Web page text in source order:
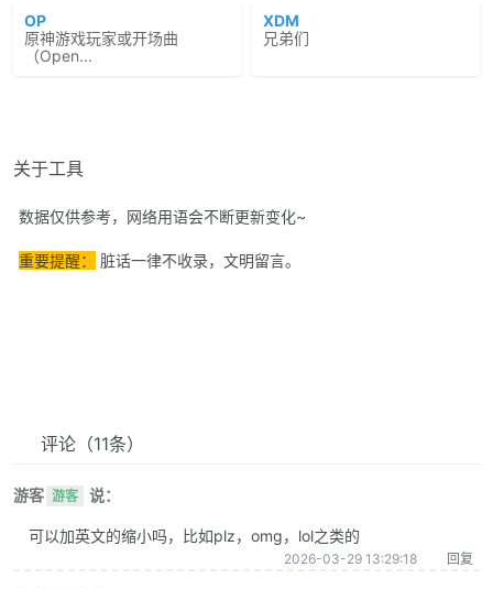
OP
原神游戏玩家或开场曲
（Open...
XDM
兄弟们
关于工具
数据仅供参考，网络用语会不断更新变化~
重要提醒： 脏话一律不收录，文明留言。
评论 （11条）
游客 游客 说：
可以加英文的缩小吗，比如plz，omg，lol之类的
2026-03-29 13:29:18 回复